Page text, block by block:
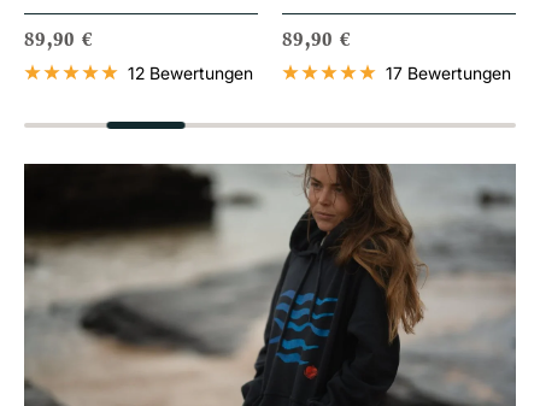
ANGEBOTSPREIS
89,90 €
12 Bewertungen
ANGEBOTSPREIS
89,90 €
17 Bewertungen